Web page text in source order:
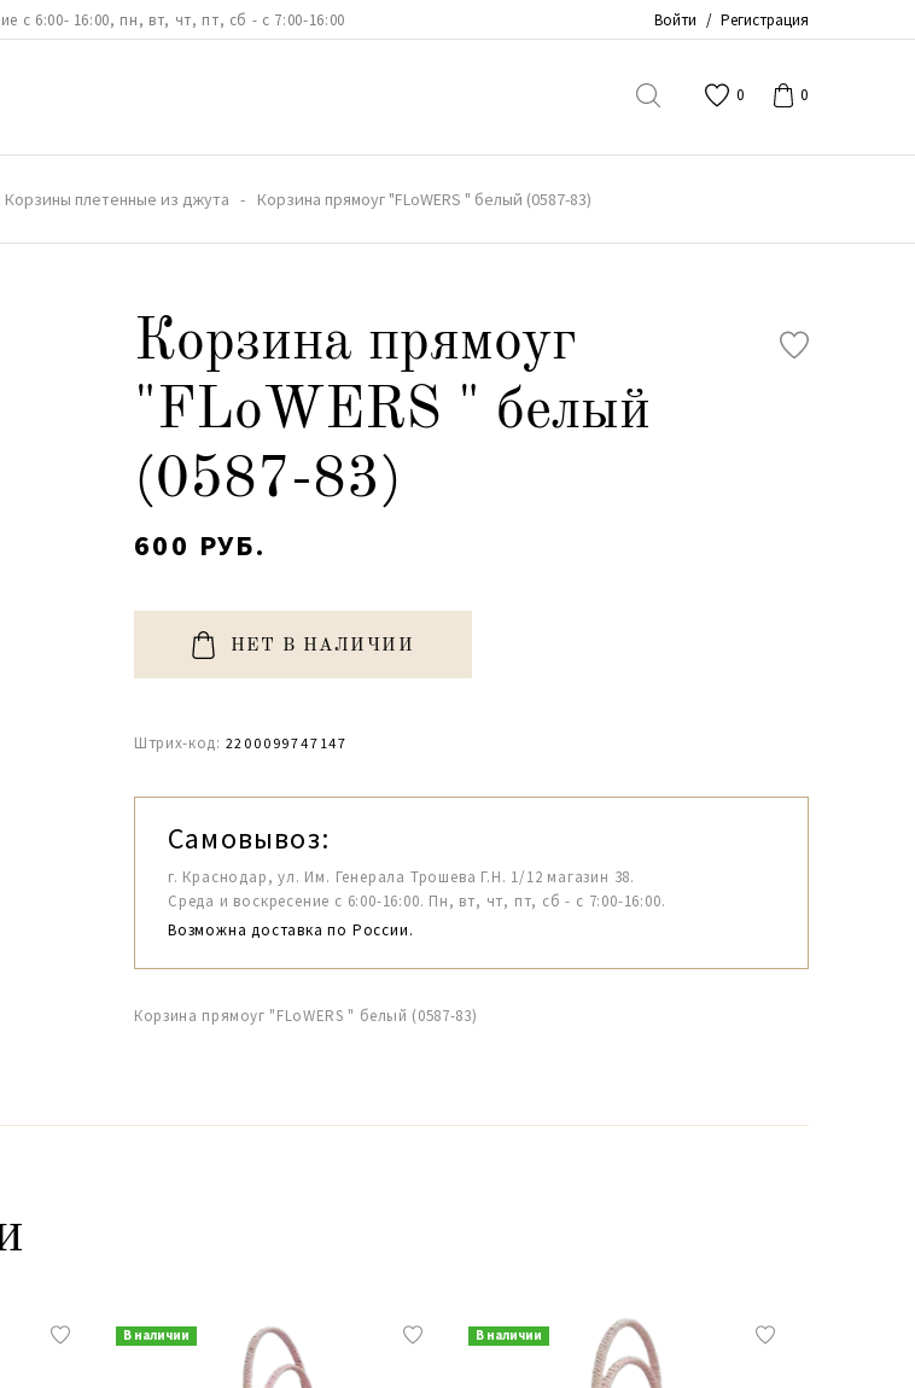
с 6:00- 16:00, пн, вт, чт, пт, сб - с 7:00-16:00 Войти / Регистрация
0 0
Корзины плетенные из джута Корзина прямоуг "FLoWERS " белый (0587-83)
Корзина прямоуг
"FLoWERS " белый
(0587-83)
600 РУБ.
НЕТ В НАЛИЧИИ
Штрих-код: 2200099747147
Самовывоз:
г. Краснодар, ул. Им. Генерала Трошева Г.Н. 1/12 магазин 38.
Среда и воскресение с 6:00-16:00. Пн, вт, чт, пт, сб - с 7:00-16:00.
Возможна доставка по России.
Корзина прямоуг "FLoWERS " белый (0587-83)
В наличии В наличии